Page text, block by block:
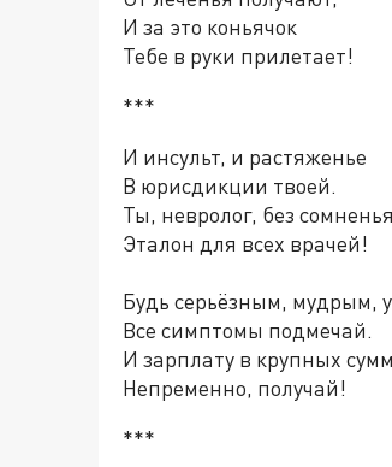
И за это коньячок
Тебе в руки прилетает!
***
И инсульт, и растяженье
В юрисдикции твоей.
Ты, невролог, без
Эталон для всех врачей!
Будь серьёзным, мудрым,
Все симптомы подмечай.
И зарплату в крупных
Непременно, получай!
***